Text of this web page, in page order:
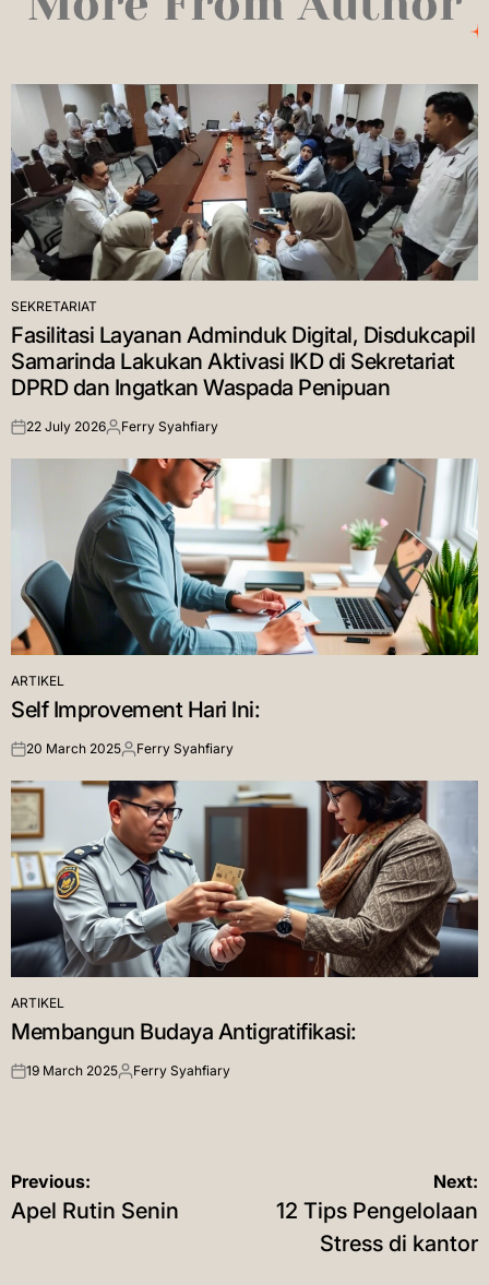
POSTED
IN
SEKRETARIAT
Fasilitasi Layanan Adminduk Digital, Disdukcapil
Samarinda Lakukan Aktivasi IKD di Sekretariat
DPRD dan Ingatkan Waspada Penipuan
on22 July 2026PostedFerry Syahfiary
POSTED
IN
ARTIKEL
Self Improvement Hari Ini:
on20 March 2025PostedFerry Syahfiary
POSTED
IN
ARTIKEL
Membangun Budaya Antigratifikasi:
on19 March 2025PostedFerry Syahfiary
Post
navigation
Previous:
Apel Rutin Senin
Next:
12 Tips Pengelolaan
Stress di kantor